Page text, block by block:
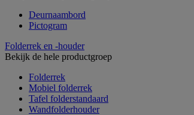
Deurnaambord
Pictogram
Folderrek en -houder
Bekijk de hele productgroep
Folderrek
Mobiel folderrek
Tafel folderstandaard
Wandfolderhouder